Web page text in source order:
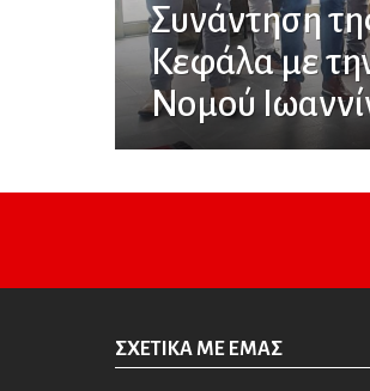
Συνάντηση
Κεφάλα με
Νομού
ΣΧΕΤΙΚΆ ΜΕ ΕΜΆΣ